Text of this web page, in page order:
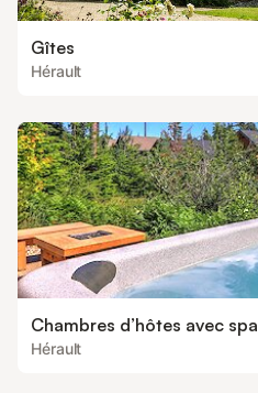
Gîtes
Hérault
Chambres d’hôtes avec spa
Hérault